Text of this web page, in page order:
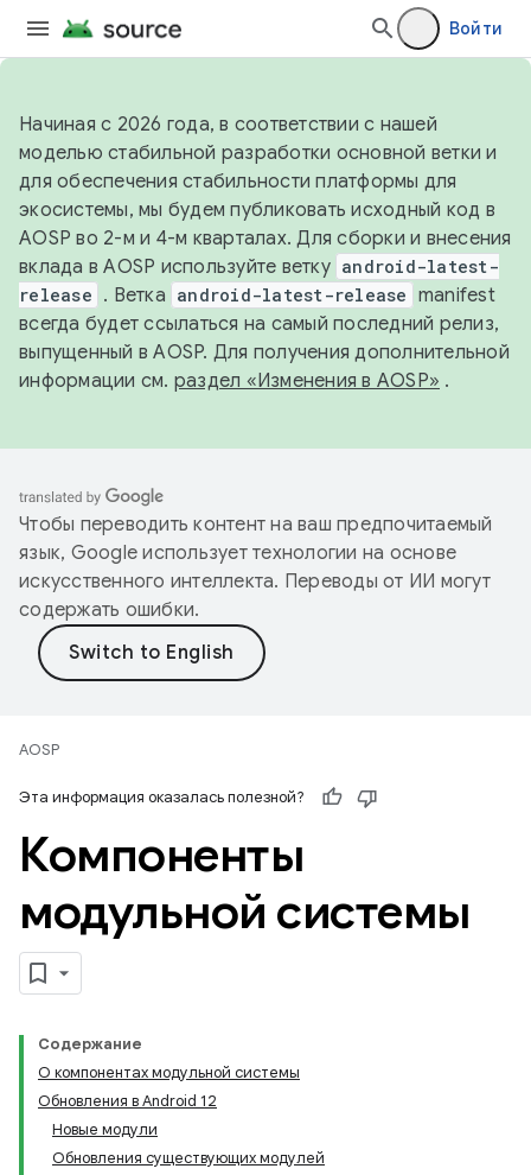
Войти
Начиная с 2026 года, в соответствии с нашей
моделью стабильной разработки основной ветки и
для обеспечения стабильности платформы для
экосистемы, мы будем публиковать исходный код в
AOSP во 2-м и 4-м кварталах. Для сборки и внесения
вклада в AOSP используйте ветку android-latest-
release . Ветка android-latest-release manifest
всегда будет ссылаться на самый последний релиз,
выпущенный в AOSP. Для получения дополнительной
информации см. раздел «Изменения в AOSP» .
Чтобы переводить контент на ваш предпочитаемый
язык, Google использует технологии на основе
искусственного интеллекта. Переводы от ИИ могут
содержать ошибки.
AOSP
Эта информация оказалась полезной?
Компоненты
модульной системы
Содержание
О компонентах модульной системы
Обновления в Android 12
Новые модули
Обновления существующих модулей